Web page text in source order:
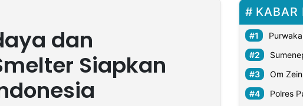
dan
Siapkan
KABAR
Om Zein
Polres